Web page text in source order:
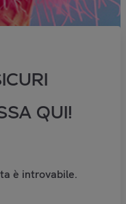
QUI!
è introvabile.